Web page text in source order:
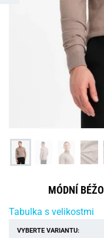
MÓDNÍ
Tabulka s velikostmi
VYBERTE VARIANTU: